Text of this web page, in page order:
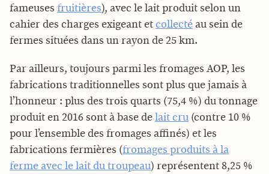
fameuses fruitières), avec le lait produit selon un
cahier des charges exigeant et collecté au sein de
fermes situées dans un rayon de 25 km.
Par ailleurs, toujours parmi les fromages AOP, les
fabrications traditionnelles sont plus que jamais à
l’honneur : plus des trois quarts (75,4 %) du tonnage
produit en 2016 sont à base de lait cru (contre 10 %
pour l’ensemble des fromages affinés) et les
fabrications fermières (fromages produits à la
ferme avec le lait du troupeau) représentent 8,25 %